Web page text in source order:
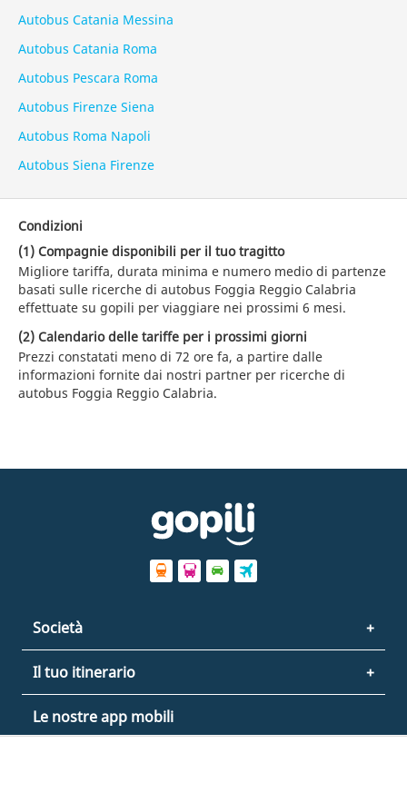
Autobus Catania Messina
Autobus Catania Roma
Autobus Pescara Roma
Autobus Firenze Siena
Autobus Roma Napoli
Autobus Siena Firenze
Condizioni
(1) Compagnie disponibili per il tuo tragitto
Migliore tariffa, durata minima e numero medio di partenze
basati sulle ricerche di autobus Foggia Reggio Calabria
effettuate su gopili per viaggiare nei prossimi 6 mesi.
(2) Calendario delle tariffe per i prossimi giorni
Prezzi constatati meno di 72 ore fa, a partire dalle
informazioni fornite dai nostri partner per ricerche di
autobus Foggia Reggio Calabria.
Società
Il tuo itinerario
Le nostre app mobili